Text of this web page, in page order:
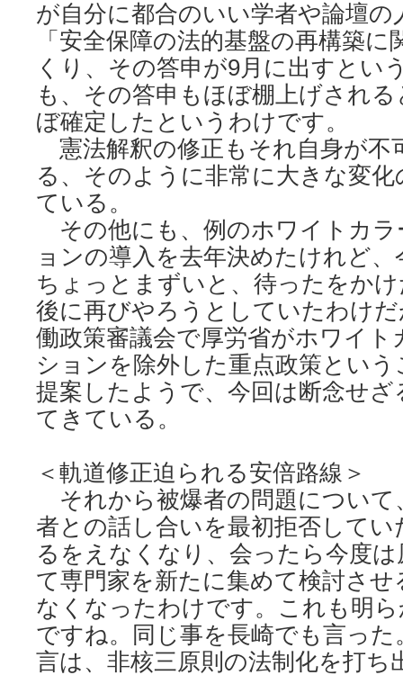
が自分に都合のいい学者や論壇
「安全保障の法的基盤の再構築
くり、その答申が9月に出すとい
も、その答申もほぼ棚上げされ
ぼ確定したというわけです。
憲法解釈の修正もそれ自身が不
る、そのように非常に大きな変
ている。
その他にも、例のホワイトカラ
ョンの導入を去年決めたけれど
ちょっとまずいと、待ったをか
後に再びやろうとしていたわけ
働政策審議会で厚労省がホワイ
ションを除外した重点政策とい
提案したようで、今回は断念せ
てきている。
＜軌道修正迫られる安倍路線＞
それから被爆者の問題について
者との話し合いを最初拒否して
るをえなくなり、会ったら今度
て専門家を新たに集めて検討さ
なくなったわけです。これも明
ですね。同じ事を長崎でも言った
言は、非核三原則の法制化を打ち